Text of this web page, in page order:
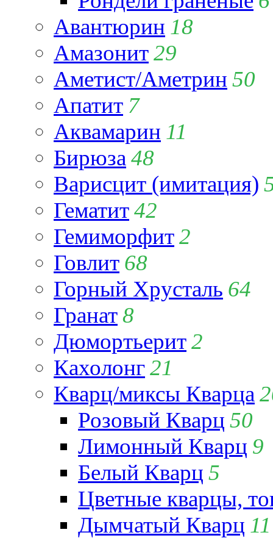
Авантюрин 18
Амазонит29
Аметист/Аметрин 50
Апатит 7
Аквамарин 11
Бирюза 48
Варисцит (имитация)
Гематит42
Гемиморфит2
Говлит 68
Горный Хрусталь 64
Гранат8
Дюмортьерит2
Кахолонг21
Кварц/миксы Кварца
Розовый Кварц 50
Лимонный Кварц 9
Белый Кварц 5
Цветные кварцы,
Дымчатый Кварц 11